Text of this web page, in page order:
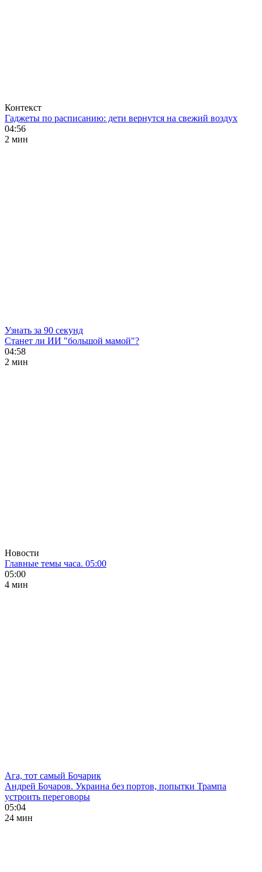
Контекст
Гаджеты по расписанию: дети вернутся на свежий воздух
04:56
2 мин
Узнать за 90 секунд
Станет ли ИИ "большой мамой"?
04:58
2 мин
Новости
Главные темы часа. 05:00
05:00
4 мин
Ага, тот самый Бочарик
Андрей Бочаров. Украина без портов, попытки Трампа
устроить переговоры
05:04
24 мин